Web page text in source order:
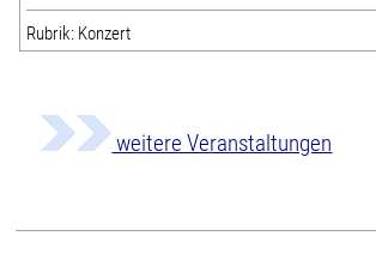
Rubrik: Konzert
weitere Veranstaltungen